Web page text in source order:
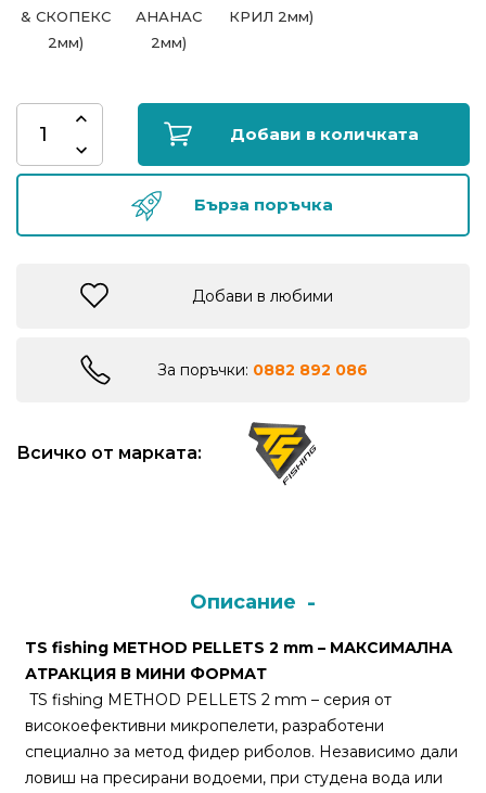
Къмпинг
Лодки
Изкуствени
поводи
Плувки
За
нас
Контакти
& СКОПЕКС
2мм)
АНАНАС
2мм)
КРИЛ 2мм)
Добави в количката
Бърза поръчка
Добави в любими
За поръчки: 0882 892 086
Всичко от марката:
Описание
TS fishing METHOD PELLETS 2 mm – МАКСИМАЛНА
АТРАКЦИЯ В МИНИ ФОРМАТ
TS fishing METHOD PELLETS 2 mm – серия от
високоефективни микропелети, разработени
специално за метод фидер риболов. Независимо дали
ловиш на пресирани водоеми, при студена вода или